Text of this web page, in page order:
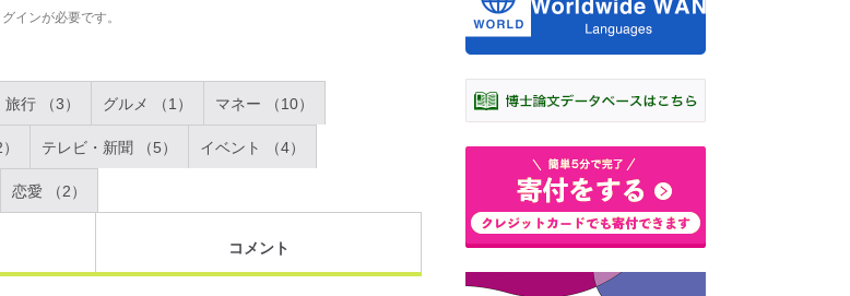
インが必要です。
旅行 （3） グルメ （1） マネー （10）
テレビ・新聞 （5） イベント （4）
恋愛 （2）
コメント